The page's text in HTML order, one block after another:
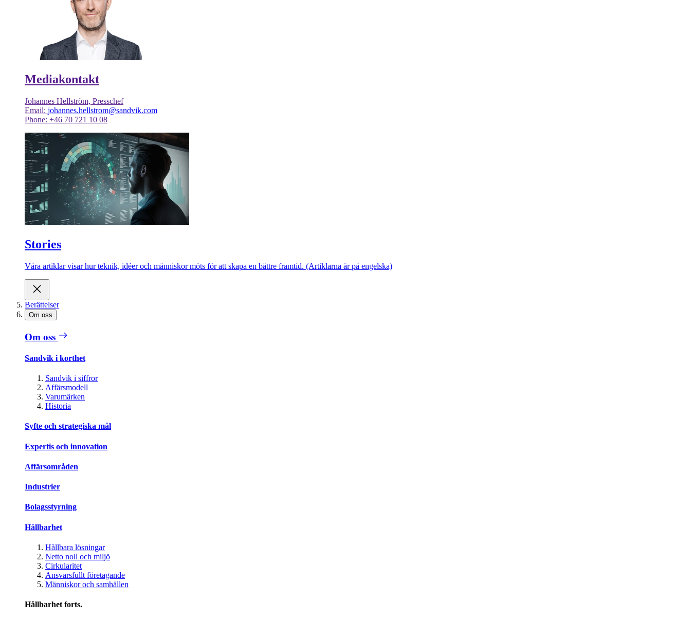
Mediakontakt
Johannes Hellström, Presschef
Email: johannes.hellstrom@sandvik.com
Phone: +46 70 721 10 08
Stories
Våra artiklar visar hur teknik, idéer och människor möts för att skapa en bättre framtid. (Artiklarna är på engelska)
Berättelser
Om oss
Om oss
Sandvik i korthet
Sandvik i siffror
Affärsmodell
Varumärken
Historia
Syfte och strategiska mål
Expertis och innovation
Affärsområden
Industrier
Bolagsstyrning
Hållbarhet
Hållbara lösningar
Netto noll och miljö
Cirkularitet
Ansvarsfullt företagande
Människor och samhällen
Hållbarhet forts.